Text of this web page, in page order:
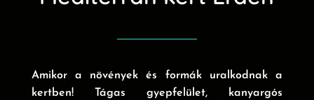
Amikor a növények és formák uralkodnak a
kertben! Tágas gyepfelület, kanyargós